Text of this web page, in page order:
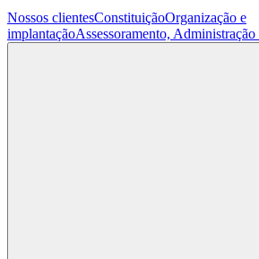
Nossos clientesConstituiçãoOrganização e
implantaçãoAssessoramento,